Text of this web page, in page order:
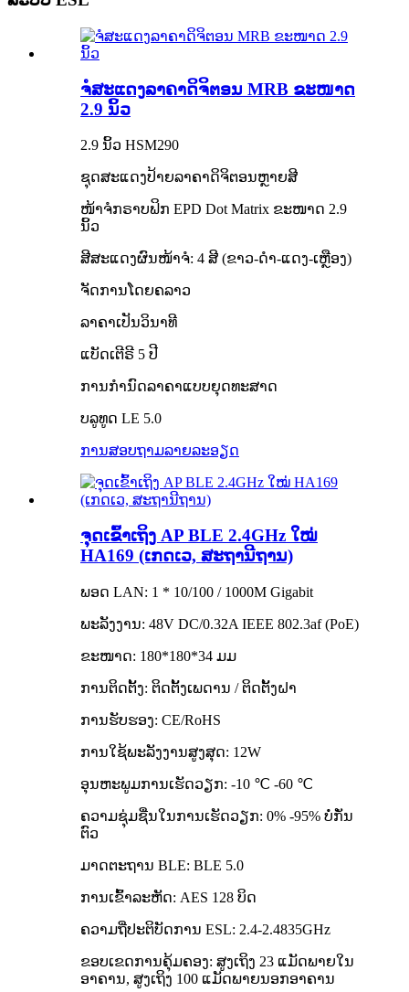
ຈໍສະແດງລາຄາດິຈິຕອນ MRB ຂະໜາດ
2.9 ນິ້ວ
2.9 ນິ້ວ HSM290
ຊຸດສະແດງປ້າຍລາຄາດິຈິຕອນຫຼາຍສີ
ໜ້າຈໍກຣາບຟິກ EPD Dot Matrix ຂະໜາດ 2.9
ນິ້ວ
ສີສະແດງຜົນໜ້າຈໍ: 4 ສີ (ຂາວ-ດຳ-ແດງ-ເຫຼືອງ)
ຈັດການໂດຍຄລາວ
ລາຄາເປັນວິນາທີ
ແບັດເຕີຣີ 5 ປີ
ການກຳນົດລາຄາແບບຍຸດທະສາດ
ບລູທູດ LE 5.0
ການສອບຖາມລາຍລະອຽດ
ຈຸດເຂົ້າເຖິງ AP BLE 2.4GHz ໃໝ່
HA169 (ເກດເວ, ສະຖານີຖານ)
ພອດ LAN: 1 * 10/100 / 1000M Gigabit
ພະລັງງານ: 48V DC/0.32A IEEE 802.3af (PoE)
ຂະໜາດ: 180*180*34 ມມ
ການຕິດຕັ້ງ: ຕິດຕັ້ງເພດານ / ຕິດຕັ້ງຝາ
ການຮັບຮອງ: CE/RoHS
ການໃຊ້ພະລັງງານສູງສຸດ: 12W
ອຸນຫະພູມການເຮັດວຽກ: -10 ℃ -60 ℃
ຄວາມຊຸ່ມຊື່ນໃນການເຮັດວຽກ: 0% -95% ບໍ່ກັ່ນ
ຕົວ
ມາດຕະຖານ BLE: BLE 5.0
ການເຂົ້າລະຫັດ: AES 128 ບິດ
ຄວາມຖີ່ປະຕິບັດການ ESL: 2.4-2.4835GHz
ຂອບເຂດການຄຸ້ມຄອງ: ສູງເຖິງ 23 ແມັດພາຍໃນ
ອາຄານ, ສູງເຖິງ 100 ແມັດພາຍນອກອາຄານ